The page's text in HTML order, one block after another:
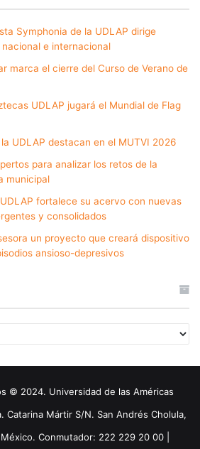
Symphonia de la UDLAP dirige
e internacional
marca el cierre del Curso de Verano de
UDLAP jugará el Mundial de Flag
UDLAP destacan en el MUTVI 2026
para analizar los retos de la
municipal
fortalece su acervo con nuevas
y consolidados
un proyecto que creará dispositivo
ansioso-depresivos
© 2024. Universidad de las Américas
Catarina Mártir S/N. San Andrés Cholula,
Conmutador: 222 229 20 00 |